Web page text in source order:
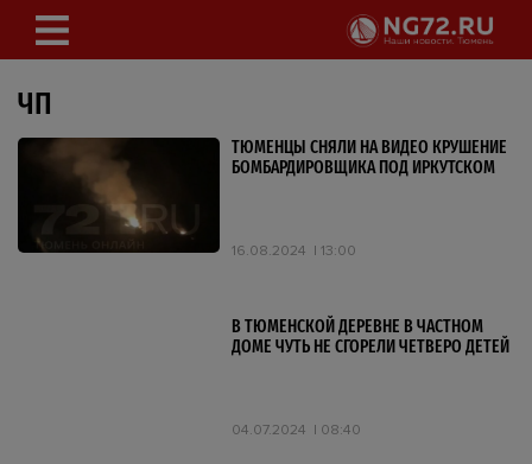
ЧП
ТЮМЕНЦЫ СНЯЛИ НА ВИДЕО КРУШЕНИЕ
БОМБАРДИРОВЩИКА ПОД ИРКУТСКОМ
16.08.2024 13:00
В ТЮМЕНСКОЙ ДЕРЕВНЕ В ЧАСТНОМ
ДОМЕ ЧУТЬ НЕ СГОРЕЛИ ЧЕТВЕРО ДЕТЕЙ
04.07.2024 08:40